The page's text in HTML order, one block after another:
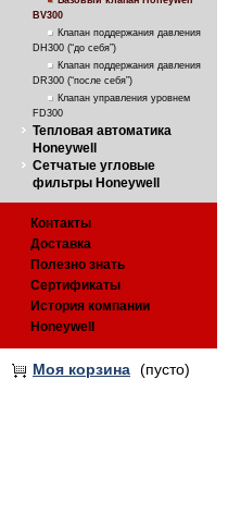
BV300
Клапан поддержания давления
DH300 (“до себя”)
Клапан поддержания давления
DR300 (“после себя”)
Клапан управления уровнем
FD300
Тепловая автоматика
Honeywell
Сетчатые угловые
фильтры Honeywell
Контакты
Доставка
Полезно знать
Сертификаты
История компании
Honeywell
Моя корзина (пусто)